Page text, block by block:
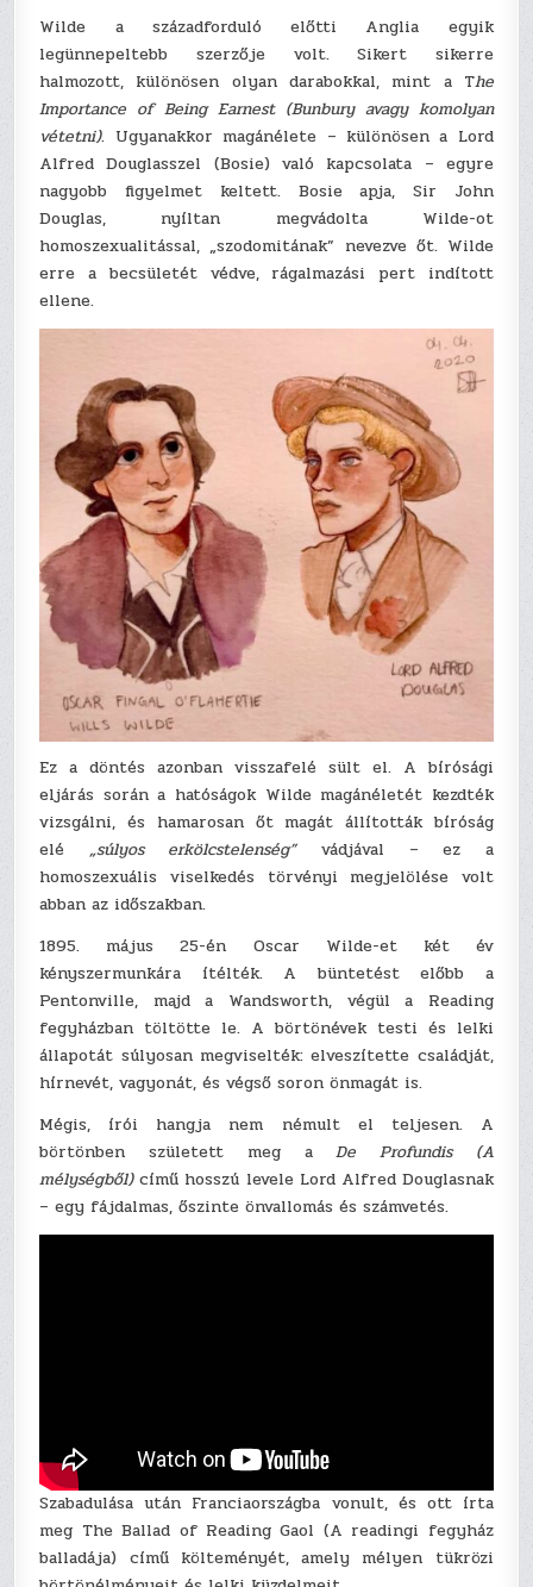
Wilde a századforduló előtti Anglia egyik
legünnepeltebb szerzője volt. Sikert sikerre
halmozott, különösen olyan darabokkal, mint a The
Importance of Being Earnest (Bunbury avagy komolyan
vétetni). Ugyanakkor magánélete – különösen a Lord
Alfred Douglasszel (Bosie) való kapcsolata – egyre
nagyobb figyelmet keltett. Bosie apja, Sir John
Douglas, nyíltan megvádolta Wilde-ot
homoszexualitással, „szodomitának” nevezve őt. Wilde
erre a becsületét védve, rágalmazási pert indított
ellene.
Ez a döntés azonban visszafelé sült el. A bírósági
eljárás során a hatóságok Wilde magánéletét kezdték
vizsgálni, és hamarosan őt magát állították bíróság
elé „súlyos erkölcstelenség”vádjával – ez a
homoszexuális viselkedés törvényi megjelölése volt
abban az időszakban.
1895. május 25-én Oscar Wilde-et két év
kényszermunkára ítélték. A büntetést előbb a
Pentonville, majd a Wandsworth, végül a Reading
fegyházban töltötte le. A börtönévek testi és lelki
állapotát súlyosan megviselték: elveszítette családját,
hírnevét, vagyonát, és végső soron önmagát is.
Mégis, írói hangja nem némult el teljesen. A
börtönben született meg aDe Profundis (A
mélységből)című hosszú levele Lord Alfred Douglasnak
– egy fájdalmas, őszinte önvallomás és számvetés.
Szabadulása után Franciaországba vonult, és ott írta
meg The Ballad of Reading Gaol (A readingi fegyház
balladája) című költeményét, amely mélyen tükrözi